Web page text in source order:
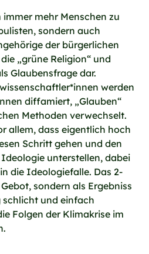
mehr Menschen zu
sondern auch
der bürgerlichen
„grüne Religion“ und
Glaubensfrage dar.
werden
diffamiert, „Glauben“
Methoden verwechselt.
allem, dass eigentlich hoch
Schritt gehen und den
unterstellen, dabei
die Ideologiefalle. Das 2-
sondern als Ergebniss
und einfach
Folgen der Klimakrise im